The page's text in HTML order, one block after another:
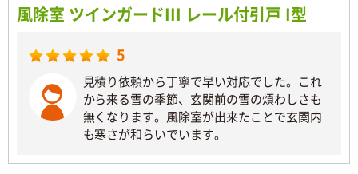
風除室 ツインガードIII レール付引戸 I型
5
見積り依頼から丁寧で早い対応でした。これ
から来る雪の季節、玄関前の雪の煩わしさも
無くなります。風除室が出来たことで玄関内
も寒さが和らいでいます。